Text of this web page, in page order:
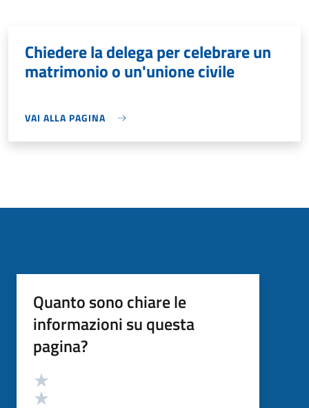
Chiedere la delega per celebrare un
matrimonio o un'unione civile
VAI ALLA PAGINA
Quanto sono chiare le
informazioni su questa
pagina?
Valutazione